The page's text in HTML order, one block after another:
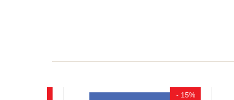
- 15%